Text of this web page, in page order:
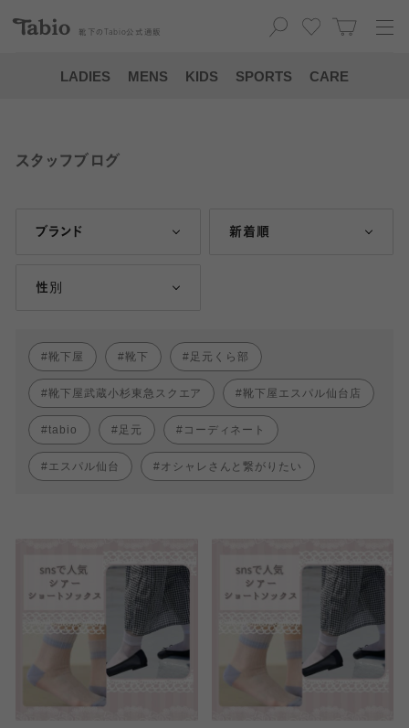
靴下の Tabio 公式通販
LADIES MENS KIDS SPORTS CARE
スタッフブログ
ブランド 新着順
性別
靴下屋 靴下 足元くら部
靴下屋武蔵小杉東急スクエア 靴下屋エスパル仙台店
tabio 足元 コーディネート
エスパル仙台 オシャレさんと繋がりたい